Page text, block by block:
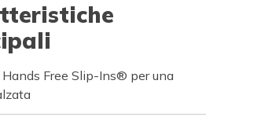
Free Slip-Ins® per una